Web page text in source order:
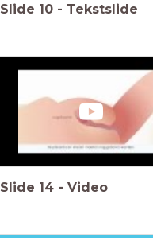
Slide 10 - Tekstslide
Slide 14 - Video